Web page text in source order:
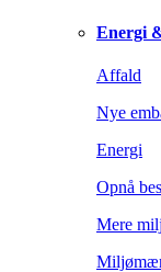
Energi
Affald
Nye
Energi
Opnå
Mere